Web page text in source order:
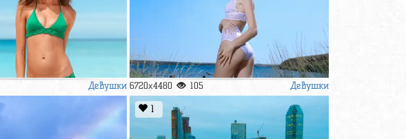
Девушки 6720x4480 105
Девушки
1